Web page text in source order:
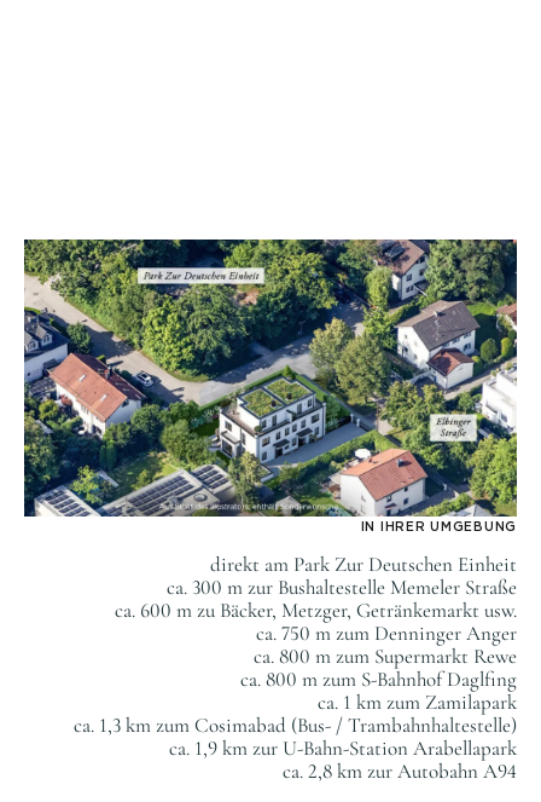
IN IHRER UMGEBUNG
direkt am Park Zur Deutschen Einheit
ca. 300 m zur Bushaltestelle Memeler Straße
ca. 600 m zu Bäcker, Metzger, Getränkemarkt usw.
ca. 750 m zum Denninger Anger
ca. 800 m zum Supermarkt Rewe
ca. 800 m zum S-Bahnhof Daglfing
ca. 1 km zum Zamilapark
ca. 1,3 km zum Cosimabad (Bus- / Trambahnhaltestelle)
ca. 1,9 km zur U-Bahn-Station Arabellapark
ca. 2,8 km zur Autobahn A94